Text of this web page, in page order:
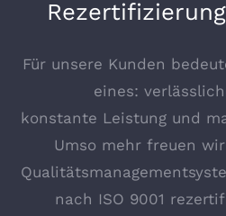
Für unsere Kunden
eines:
konstante Leistung und
Umso mehr freuen
nach ISO 9001